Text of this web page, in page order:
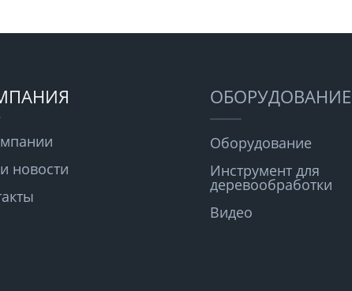
новости
ОБОРУДОВАНИЕ
Оборудование
Инструмент для
деревообработки
Видео